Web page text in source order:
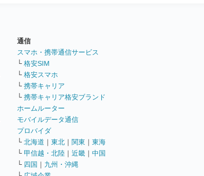
通信
スマホ・携帯通信サービス
└ 格安SIM
└ 格安スマホ
└ 携帯キャリア
└ 携帯キャリア格安ブランド
ホームルーター
モバイルデータ通信
プロバイダ
└ 北海道 ｜ 東北 ｜ 関東 ｜ 東海
└ 甲信越・北陸 ｜ 近畿 ｜ 中国
└ 四国 ｜ 九州・沖縄